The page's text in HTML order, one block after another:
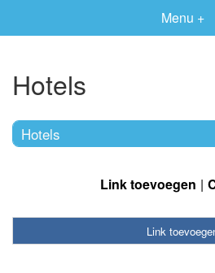
Menu +
Hotels
Hotels
Link toevoegen
Link